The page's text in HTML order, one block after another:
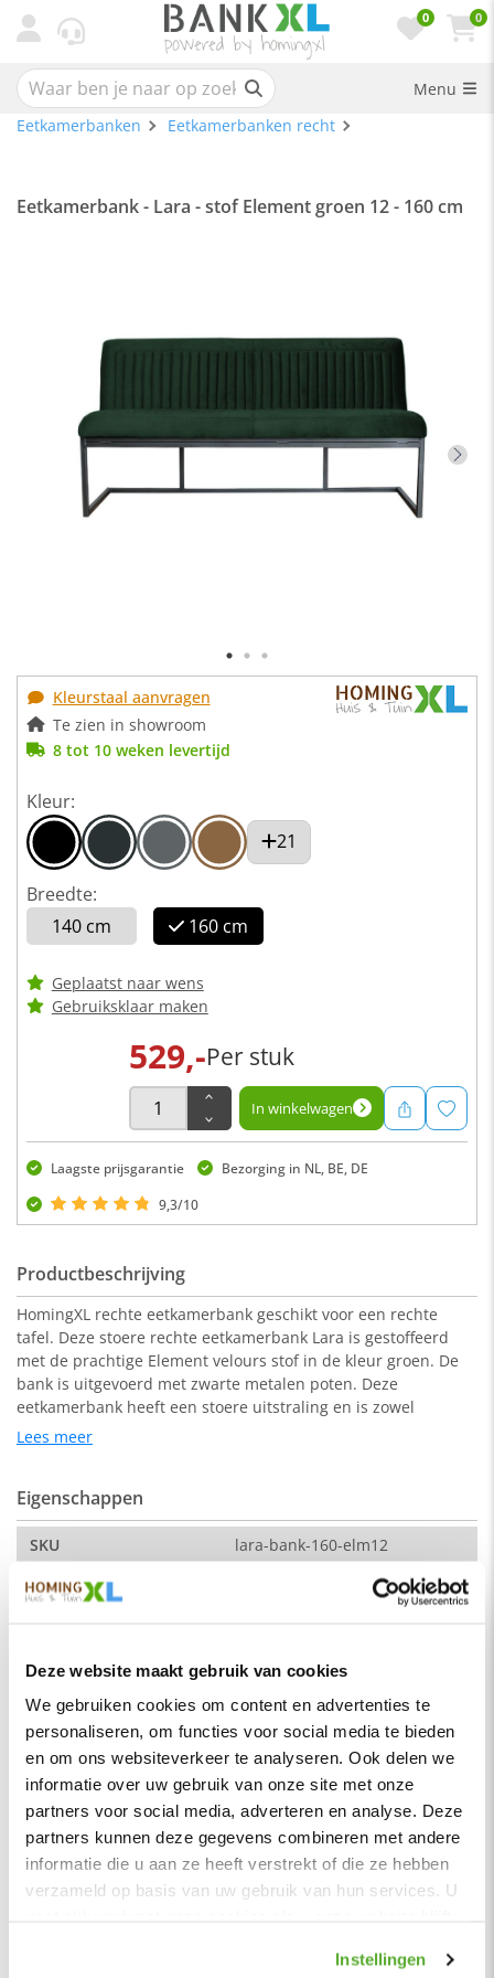
Deze website maakt gebruik van cookies
We gebruiken cookies om content en advertenties te
personaliseren, om functies voor social media te bieden
en om ons websiteverkeer te analyseren. Ook delen we
informatie over uw gebruik van onze site met onze
partners voor social media, adverteren en analyse. Deze
partners kunnen deze gegevens combineren met andere
informatie die u aan ze heeft verstrekt of die ze hebben
verzameld op basis van uw gebruik van hun services. U
Instellingen
0 0
Menu
Eetkamerbanken
Eetkamerbanken recht
Eetkamerbank - Lara - stof Element groen 12 - 160 cm
Kleurstaal aanvragen
Te zien in showroom
8 tot 10 weken levertijd
Kleur:
21
Breedte:
140 cm
160 cm
Geplaatst naar wens
Gebruiksklaar maken
529,-Per stuk
In winkelwagen
Laagste prijsgarantie
Bezorging in NL, BE, DE
9,3/10
Productbeschrijving
HomingXL rechte eetkamerbank geschikt voor een rechte
tafel. Deze stoere rechte eetkamerbank Lara is gestoffeerd
met de prachtige Element velours stof in de kleur groen. De
bank is uitgevoerd met zwarte metalen poten. Deze
eetkamerbank heeft een stoere uitstraling en is zowel
geschikt voor een industrieel als een modern interieur.
De kleur op de foto kan per computerscherm afwijken van de
werkelijkheid. Zeker weten dat dit de kleur is die je zoekt?
Vraag dan een stukje van de stof op via de knop "kleurstaal
aanvragen".
Afmeting:
Zithoogte: 51 cm
Stof
Element stof is een velours stofsoort met een zachte
uitstraling. Door de velours stof krijgt de bank een zeer
opvallende en rijke uitstraling. De Element stof is geschikt
voor zowel een modern als een klassiek interieur.
Samenstelling:
100% PES (polyester)
Lees meer
Eigenschappen
SKU
lara-bank-160-elm12
Montage
Serie
Lara
Kleur
Groen
Stof
Zitbreedte
45 cm
Zitdiepte
44 cm